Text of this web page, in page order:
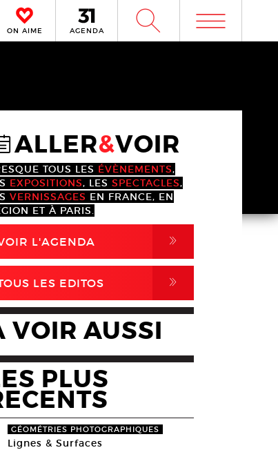
ON AIME AGENDA W m
ALLER&VOIR
TOUS LES ÉVÈNEMENTS,
EXPOSITIONS, LES SPECTACLES,
VERNISSAGES EN FRANCE, EN
ET À PARIS.
L'AGENDA ,
LES EDITOS ,
VOIR AUSSI
PLUS
GÉOMÉTRIES PHOTOGRAPHIQUES
Lignes & Surfaces